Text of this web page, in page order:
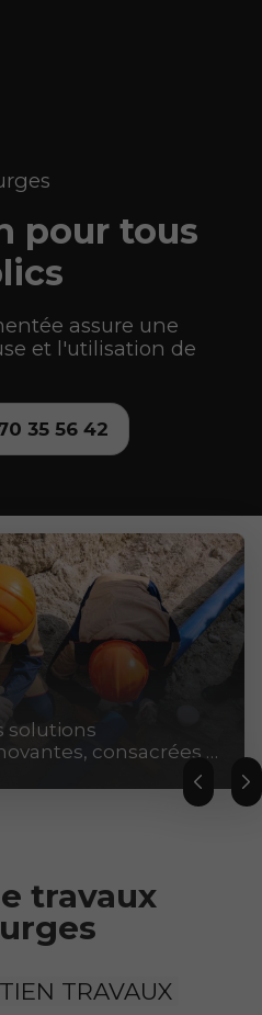
pour tous
assure une
et l'utilisation de
35 56 42
solutions
consacrées à
travaux
TRAVAUX